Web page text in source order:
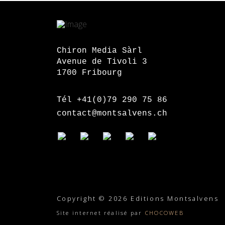
Chiron Media Sàrl
Avenue de Tivoli 3
1700 Fribourg
Tél +41(0)79 290 75 86
contact@montsalvens.ch
Copyright © 2026 Editions Montsalvens
Site internet réalisé par CHOCOWEB